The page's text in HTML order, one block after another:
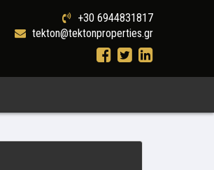
+30 6944831817
tekton@tektonproperties.gr